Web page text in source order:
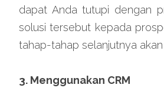
dapat Anda tutupi dengan
solusi tersebut kepada
tahap-tahap selanjutnya
3. Menggunakan CRM